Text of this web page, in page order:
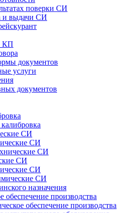
поверки СИ
и выдачи СИ
КП
документов
услуги
документов
СИ
СИ
СИ
СИ
СИ
СИ
назначения
обеспечение производства
обеспечение производства